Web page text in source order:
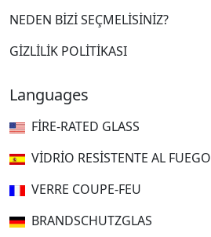
NEDEN BIZI SEÇMELISINIZ?
GIZLILIK POLITIKASI
Languages
FIRE-RATED GLASS
VIDRIO RESISTENTE AL FUEGO
VERRE COUPE-FEU
BRANDSCHUTZGLAS